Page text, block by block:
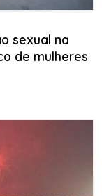
sexual na
de mulheres